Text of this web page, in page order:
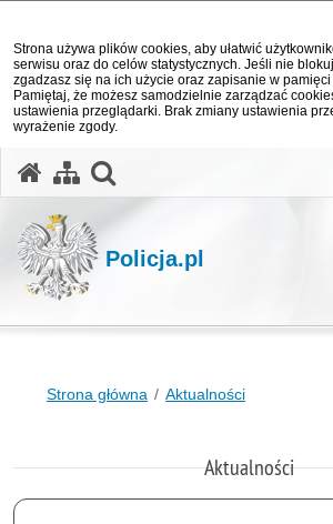
Strona używa plików cookies, aby ułatwić
serwisu oraz do celów statystycznych. Jeśli nie
zgadzasz się na ich użycie oraz zapisanie w
Pamiętaj, że możesz samodzielnie zarządzać
ustawienia przeglądarki. Brak zmiany ustawienia
wyrażenie zgody.
Policja.pl
Strona główna Aktualności
Aktualności